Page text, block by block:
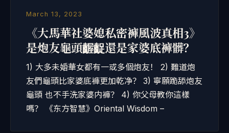
March 13, 2023
《大馬華社婆媳私密褲風波真相3》
是炮友龜頭齷齪還是家婆底褲髒？
1) 大多未婚華女都有一或多個炮友！ 2) 難道炮
友們龜頭比家婆底褲更加乾净？ 3) 寧願跪舔炮友
龜頭 也不手洗家婆内褲？ 4) 你父母教你這樣
嗎？ 《东方智慧》Oriental Wisdom –